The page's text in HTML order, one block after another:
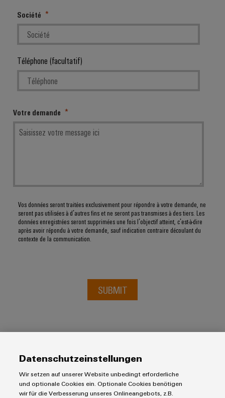
Société
Téléphone (facultatif)
Votre demande
Vos données seront traitées exclusivement pour répondre à votre demande, ne
seront pas utilisées à d’autres fins et ne seront pas transmises à des tiers. Les
données enregistrées seront supprimées une fois l’objectif atteint, c’est-à-dire
après avoir répondu à votre demande, sauf indication contraire découlant du
contexte de la communication.
SUBMIT
Produits
Datenschutzeinstellungen
Wir setzen auf unserer Website unbedingt erforderliche
und optionale Cookies ein. Optionale Cookies benötigen
wir für die Verbesserung unseres Onlineangebots, z.B.